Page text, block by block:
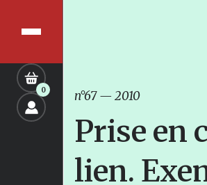
0 n°67—2010
Prise en
lien.